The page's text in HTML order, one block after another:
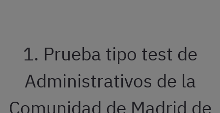
1. Prueba tipo test de
Administrativos de la
Comunidad de Madrid de